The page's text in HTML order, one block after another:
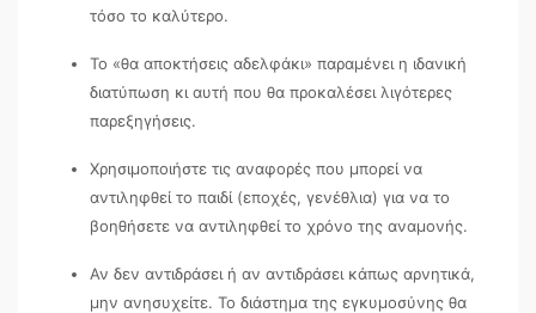
τόσο το καλύτερο.
Το «θα αποκτήσεις αδελφάκι» παραμένει η ιδανική
διατύπωση κι αυτή που θα προκαλέσει λιγότερες
παρεξηγήσεις.
Χρησιμοποιήστε τις αναφορές που μπορεί να
αντιληφθεί το παιδί (εποχές, γενέθλια) για να το
βοηθήσετε να αντιληφθεί το χρόνο της αναμονής.
Αν δεν αντιδράσει ή αν αντιδράσει κάπως αρνητικά,
μην ανησυχείτε. Το διάστημα της εγκυμοσύνης θα